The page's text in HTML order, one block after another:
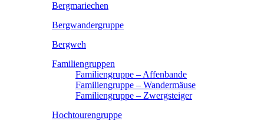
Bergmariechen
Bergwandergruppe
Bergweh
Familiengruppen
Familiengruppe – Affenbande
Familiengruppe – Wandermäuse
Familiengruppe – Zwergsteiger
Hochtourengruppe